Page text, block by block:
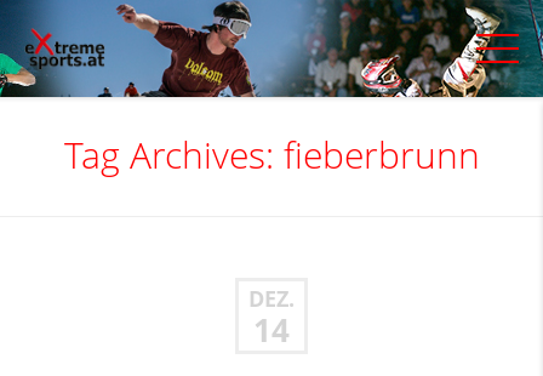
Tag Archives: fieberbrunn
DEZ.
14